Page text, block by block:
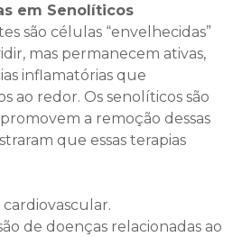
em Senolíticos
são células “envelhecidas”
mas permanecem ativas,
inflamatórias que
ao redor. Os senolíticos são
a remoção dessas
que essas terapias
de doenças relacionadas ao